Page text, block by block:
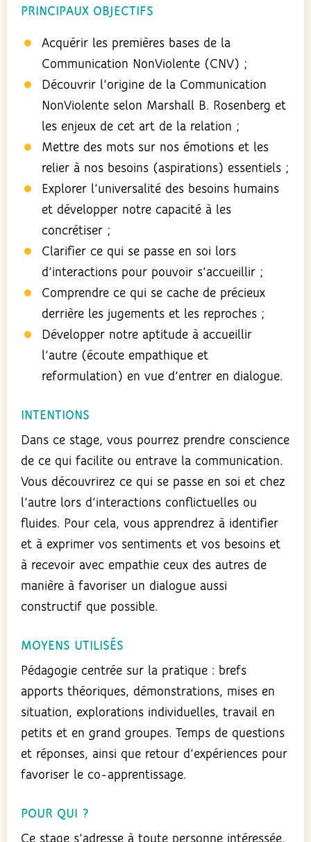
PRINCIPAUX OBJECTIFS
Acquérir les premières bases de la
Communication NonViolente (CNV) ;
Découvrir l’origine de la Communication
NonViolente selon Marshall B. Rosenberg et
les enjeux de cet art de la relation ;
Mettre des mots sur nos émotions et les
relier à nos besoins (aspirations) essentiels ;
Explorer l’universalité des besoins humains
et développer notre capacité à les
concrétiser ;
Clarifier ce qui se passe en soi lors
d’interactions pour pouvoir s’accueillir ;
Comprendre ce qui se cache de précieux
derrière les jugements et les reproches ;
Développer notre aptitude à accueillir
l’autre (écoute empathique et
reformulation) en vue d’entrer en dialogue.
INTENTIONS
Dans ce stage, vous pourrez prendre conscience
de ce qui facilite ou entrave la communication.
Vous découvrirez ce qui se passe en soi et chez
l’autre lors d’interactions conflictuelles ou
fluides. Pour cela, vous apprendrez à identifier
et à exprimer vos sentiments et vos besoins et
à recevoir avec empathie ceux des autres de
manière à favoriser un dialogue aussi
constructif que possible.
MOYENS UTILISÉS
Pédagogie centrée sur la pratique : brefs
apports théoriques, démonstrations, mises en
situation, explorations individuelles, travail en
petits et en grand groupes. Temps de questions
et réponses, ainsi que retour d’expériences pour
favoriser le co-apprentissage.
POUR QUI ?
Ce stage s’adresse à toute personne intéressée,